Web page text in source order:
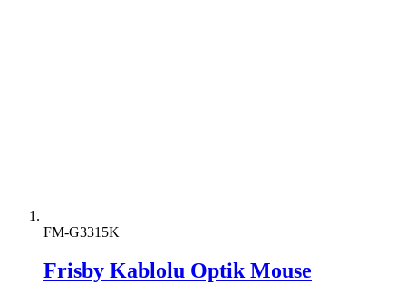
FM-G3315K
Frisby Kablolu Optik Mouse